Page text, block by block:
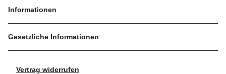
Informationen
Gesetzliche Informationen
Vertrag widerrufen